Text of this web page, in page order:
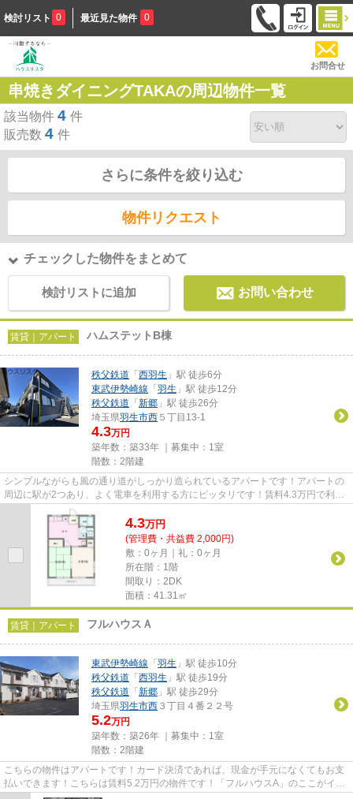
検討リスト 0 最近見た物件 0
お問合せ
串焼きダイニングTAKAの周辺物件一覧
該当物件 4 件
販売数 4 件
さらに条件を絞り込む
物件リクエスト
チェックした物件をまとめて
検討リストに追加 お問い合わせ
賃貸｜アパート ハムステットB棟
秩父鉄道 「 西羽生 」駅 徒歩6分
東武伊勢崎線 「 羽生 」駅 徒歩12分
秩父鉄道 「 新郷 」駅 徒歩26分
埼玉県羽生市西 ５丁目13-1
4.3万円
築年数：築33年 ｜募集中： 1室
階数：2階建
シンプルながらも風の通り道がしっかり造られているアパートです！アパートの
周辺に駅が2つあり、よく電車を利用する方にピッタリです！賃料4.3万円で利用
することができる物件です！...
4.3万円
(管理費・共益費 2,000円)
敷：0ヶ月｜礼：0ヶ月
所在階：1階
間取り：2DK
面積：41.31㎡
賃貸｜アパート フルハウスＡ
東武伊勢崎線 「 羽生 」駅 徒歩10分
秩父鉄道 「 西羽生 」駅 徒歩19分
秩父鉄道 「 新郷 」駅 徒歩29分
埼玉県羽生市西 ３丁目４番２２号
5.2万円
築年数：築26年 ｜募集中： 1室
階数：2階建
こちらの物件はアパートです！カード決済であれば、現金が手元になくてもお支
払いできます！こちらは賃料5.2万円の物件です！「フルハウスA」のここがイチ
オシ！羽生市エリアにある賃...